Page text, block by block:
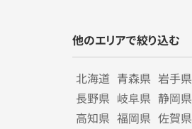
他のエリアで絞り込む
北海道 青森県 岩手県
長野県 岐阜県 静岡県
高知県 福岡県 佐賀県